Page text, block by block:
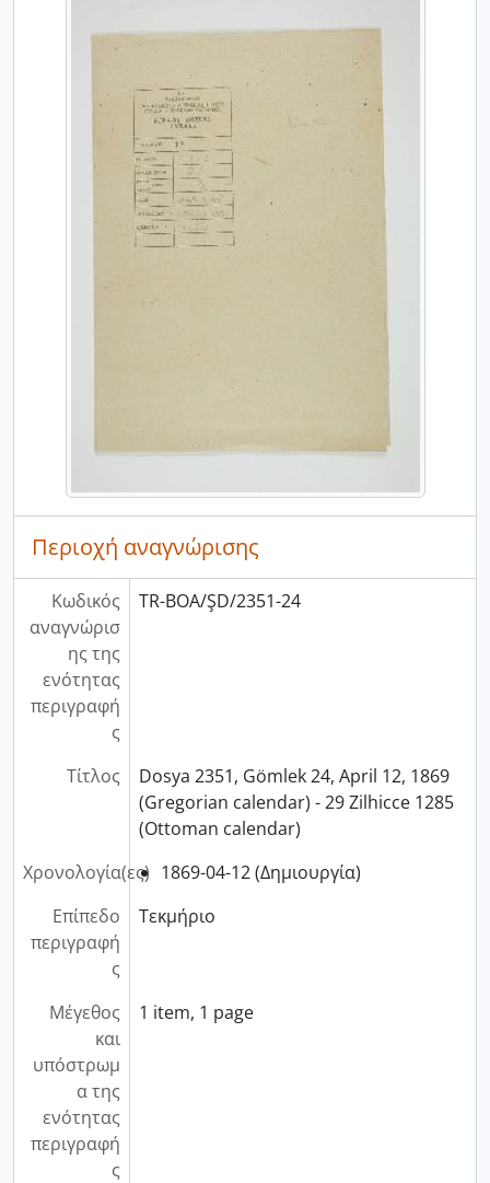
Περιοχή αναγνώρισης
Κωδικός
αναγνώρισ
ης της
ενότητας
περιγραφή
ς
TR-BOA/ŞD/2351-24
Τίτλος
Dosya 2351, Gömlek 24, April 12, 1869
(Gregorian calendar) - 29 Zilhicce 1285
(Ottoman calendar)
Χρονολογία(ες) 1869-04-12 (Δημιουργία)
Επίπεδο
περιγραφή
ς
Τεκμήριο
Μέγεθος
και
υπόστρωμ
α της
ενότητας
περιγραφή
ς
1 item, 1 page